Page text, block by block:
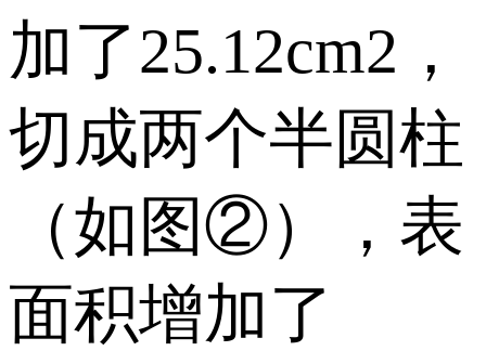
加了25.12cm2，
切成两个半圆柱
（如图②），表
面积增加了